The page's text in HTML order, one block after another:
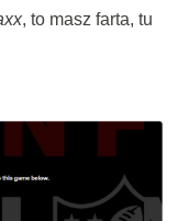
, to masz farta, tu